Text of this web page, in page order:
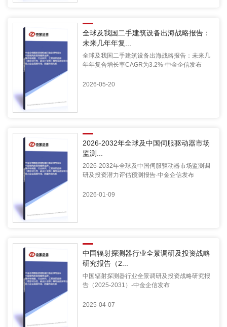
全球及我国二手建筑设备出海战略报告：
未来几年年复...
全球及我国二手建筑设备出海战略报告：未来几
年年复合增长率CAGR为3.2%-中金企信发布
2026-05-20
2026-2032年全球及中国伺服驱动器市场
监测...
2026-2032年全球及中国伺服驱动器市场监测调
研及投资潜力评估预测报告-中金企信发布
2026-01-09
中国辐射探测器行业全景调研及投资战略
研究报告（2...
中国辐射探测器行业全景调研及投资战略研究报
告（2025-2031）-中金企信发布
2025-04-07